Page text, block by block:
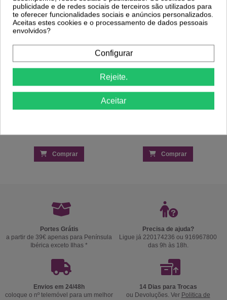
16,84 € 24,05 €
Comprar
Alicate Cutículas 10cm - 3mm -
Baruffaldi
5,01 €6,76 €
Comprar
Portes Grátis
a partir de 39€ apenas para Península
Ibérica exceto Ilhas *
Precisa de ajuda?
Ligue já 220174236 ou 916967800
das 9h às 18h.
Envios em 24/48h
coloque o nº telemóvel para um melhor
14 Dias para Trocas
ou Devoluções. Ver Politica de
publicidade e de redes sociais de terceiros são utilizados para
te oferecer funcionalidades sociais e anúncios personalizados.
Aceitas estes cookies e o processamento de dados pessoais
envolvidos?
Configurar
Rejeite.
Aceitar